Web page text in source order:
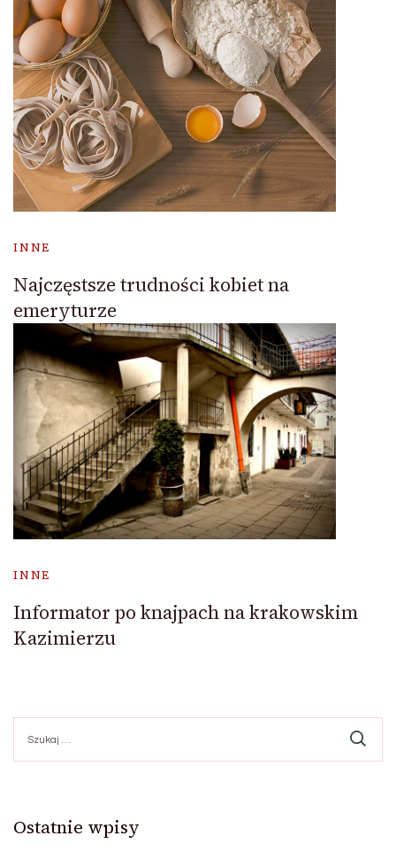
INNE
Najczęstsze trudności kobiet na
emeryturze
INNE
Informator po knajpach na krakowskim
Kazimierzu
Ostatnie wpisy